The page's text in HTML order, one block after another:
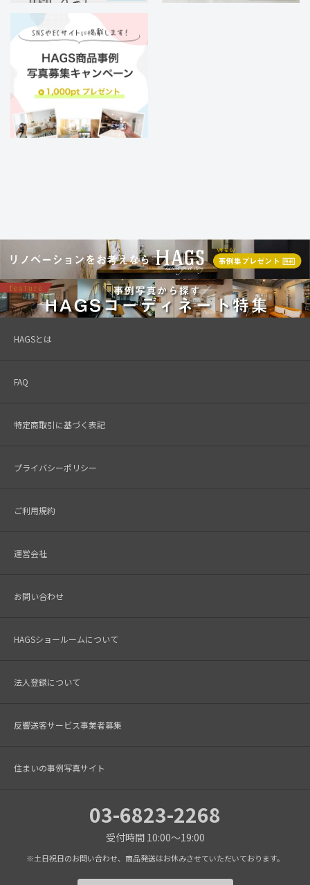
HAGSとは
FAQ
特定商取引に基づく表記
プライバシーポリシー
ご利用規約
運営会社
お問い合わせ
HAGSショールームについて
法人登録について
反響送客サービス事業者募集
住まいの事例写真サイト
03-6823-2268
受付時間 10:00～19:00
※土日祝日のお問い合わせ、商品発送はお休みさせていただいております。